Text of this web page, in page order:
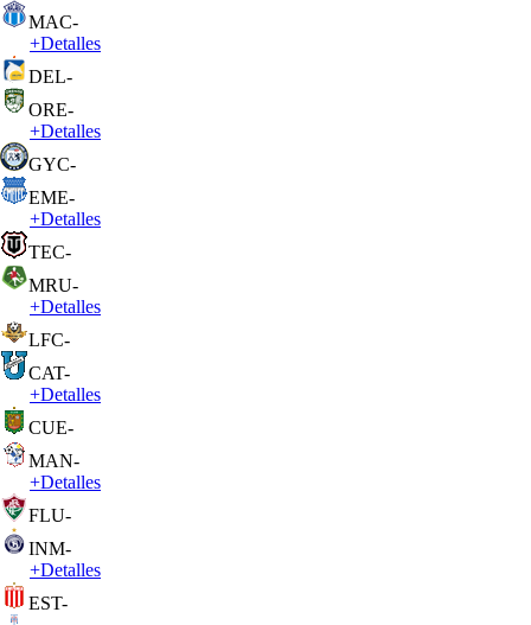
MAC-
+Detalles
DEL-
ORE-
+Detalles
GYC-
EME-
+Detalles
TEC-
MRU-
+Detalles
LFC-
CAT-
+Detalles
CUE-
MAN-
+Detalles
FLU-
INM-
+Detalles
EST-